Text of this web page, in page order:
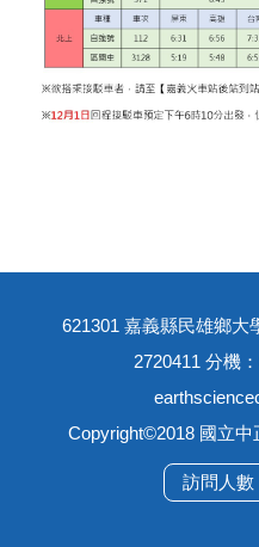
621301 嘉義縣民雄鄉大
2720411 分機
Copyright©2018 國立